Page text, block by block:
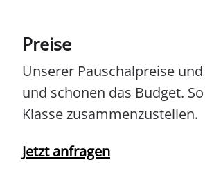
Preise
Unserer Pauschalpreise
und schonen das Budget.
Klasse zusammenzustellen.
Jetzt anfragen